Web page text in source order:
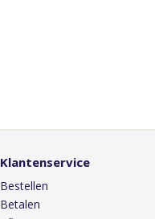
Klantenservice
Bestellen
Betalen